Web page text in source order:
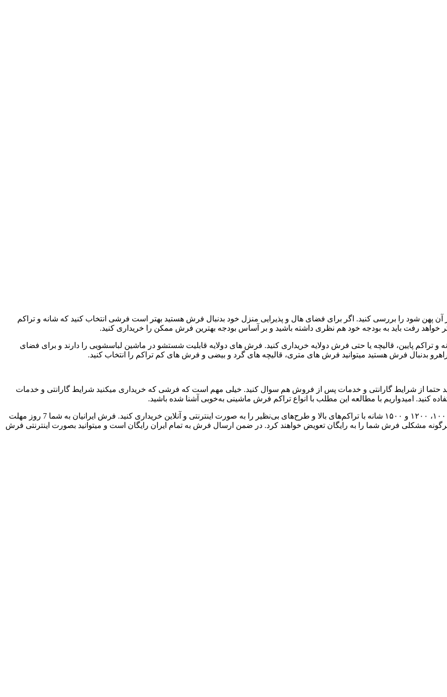
شود را بررسی کنید. اگر برای فضای هال و پذیرایی منزل خود بدنبال فرش هستید بهتر است فرشی انتخاب کنید که شانه و تراکم
خواهد رفت باید به بودجه خود هم نظری داشته باشید و بر آساس بودجه بهترین فرش ممکن را خریداری کنید.
و تراکم پایین، قالیچه یا حتی فرش دولایه خریداری کنید. فرش های دولایه قابلیت شستشو در ماشین لباسشویی را دارند و برای فضای
بدنبال فرش هستید میتوانید فرش های متری، قالیچه های گرد و بیضی و فرش های کم تراکم را انتخاب کنید.
حتما از شرایط گارانتی و خدمات پس از فروش هم سوال کنید. خیلی مهم است که فرشی که خریداری میکنید شرایط گارانتی و خدمات
کنید. امیدواریم با مطالعه این مطلب با انواع تراکم فرش ماشینی به‌خوبی آشنا شده باشید.
» می‌توانید انواع فرش کلاسیک ۷۰۰، ۱۰۰۰، ۱۲۰۰ و ۱۵۰۰ شانه با تراکم‌های بالا و طرح‌های بی‌نظیر را به صورت اینترنتی و آنلاین خریداری کنید. فرش ایرانیان به شما 7 روز مهلت
بروز هرگونه مشکلی فرش شما را به رایگان تعویض خواهند کرد. در ضمن ارسال فرش به تمام ایران رایگان است و میتوانید بصورت اینترنتی فرش